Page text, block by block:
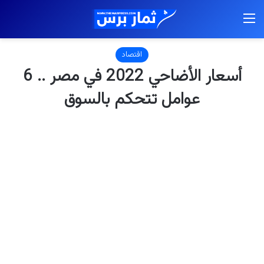
اقتصاد
أسعار الأضاحي 2022 في مصر .. 6
عوامل تتحكم بالسوق